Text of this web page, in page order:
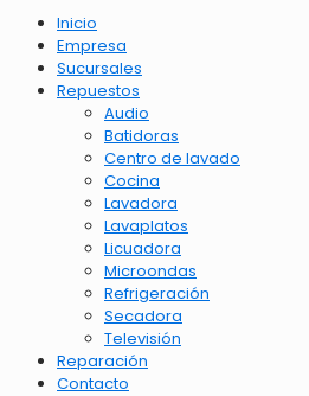
Inicio
Empresa
Sucursales
Repuestos
Audio
Batidoras
Centro de lavado
Cocina
Lavadora
Lavaplatos
Licuadora
Microondas
Refrigeración
Secadora
Televisión
Reparación
Contacto